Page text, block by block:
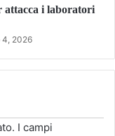
attacca i laboratori
4, 2026
I campi